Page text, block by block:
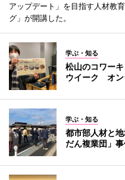
アップデート」を目指す人材教
グ」が開講した。
学ぶ・知る
松山のコワー
ウイーク オン
学ぶ・知る
都市部人材と
だん複業団」